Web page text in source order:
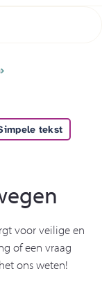
tekst
voor veilige en
of een vraag
ons weten!